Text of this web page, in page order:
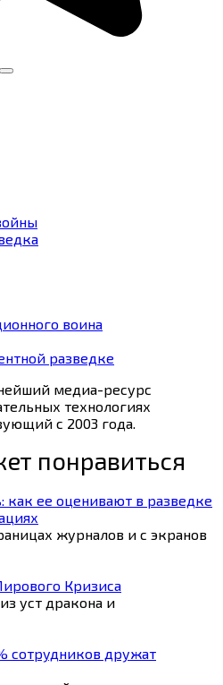
воина
разведке
медиа-ресурс
технологиях
с 2003 года.
понравиться
как ее оценивают в разведке
журналов и с экранов
Кризиса
уст дракона и
сотрудников дружат